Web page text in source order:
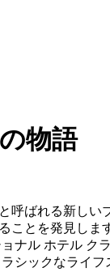
物語
呼ばれる新しい
ことを発見しま
ナル ホテル ク
シックなライ